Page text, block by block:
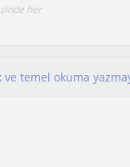
her